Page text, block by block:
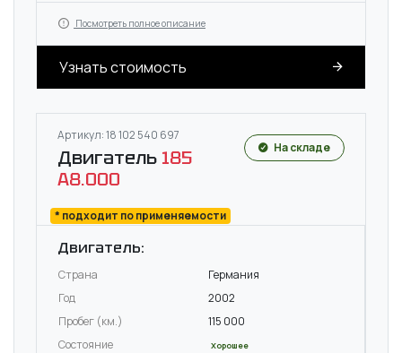
Посмотреть полное описание
Узнать стоимость
Артикул: 18 102 540 697
Двигатель 185
A8.000
* подходит по применяемости
На складе
Двигатель:
Страна
Германия
Год
2002
Пробег (км.)
115 000
Состояние
Хорошее